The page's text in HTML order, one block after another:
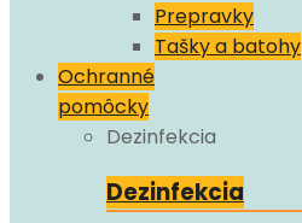
Prepravky
Tašky a batohy
Ochranné
pomôcky
Dezinfekcia
Dezinfekcia